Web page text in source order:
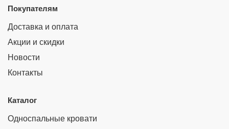
Покупателям
Доставка и оплата
Акции и скидки
Новости
Контакты
Каталог
Односпальные кровати